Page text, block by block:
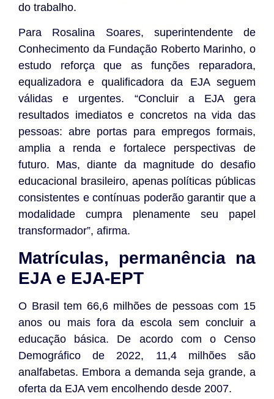
do trabalho.
Para Rosalina Soares, superintendente de
Conhecimento da Fundação Roberto Marinho, o
estudo reforça que as funções reparadora,
equalizadora e qualificadora da EJA seguem
válidas e urgentes. “Concluir a EJA gera
resultados imediatos e concretos na vida das
pessoas: abre portas para empregos formais,
amplia a renda e fortalece perspectivas de
futuro. Mas, diante da magnitude do desafio
educacional brasileiro, apenas políticas públicas
consistentes e contínuas poderão garantir que a
modalidade cumpra plenamente seu papel
transformador”, afirma.
Matrículas, permanência na
EJA e EJA-EPT
O Brasil tem 66,6 milhões de pessoas com 15
anos ou mais fora da escola sem concluir a
educação básica. De acordo com o Censo
Demográfico de 2022, 11,4 milhões são
analfabetas. Embora a demanda seja grande, a
oferta da EJA vem encolhendo desde 2007.